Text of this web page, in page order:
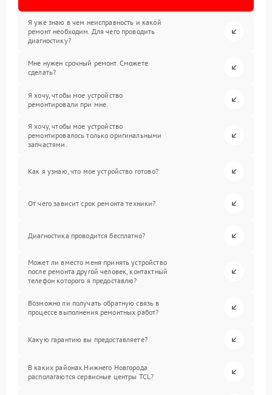
Я уже знаю в чем неисправность и какой
ремонт необходим. Для чего проводить
диагностику?
Мне нужен срочный ремонт. Сможете
сделать?
Я хочу, чтобы мое устройство
ремонтировали при мне.
Я хочу, чтобы мое устройство
ремонтировалось только оригинальными
запчастями.
Как я узнаю, что мое устройство готово?
От чего зависит срок ремонта техники?
Диагностика проводится бесплатно?
Может ли вместо меня принять устройство
после ремонта другой человек, контактный
телефон которого я предоставлю?
Возможно ли получать обратную связь в
процессе выполнения ремонтных работ?
Какую гарантию вы предоставляете?
В каких районах Нижнего Новгорода
располагаются сервисные центры TCL?